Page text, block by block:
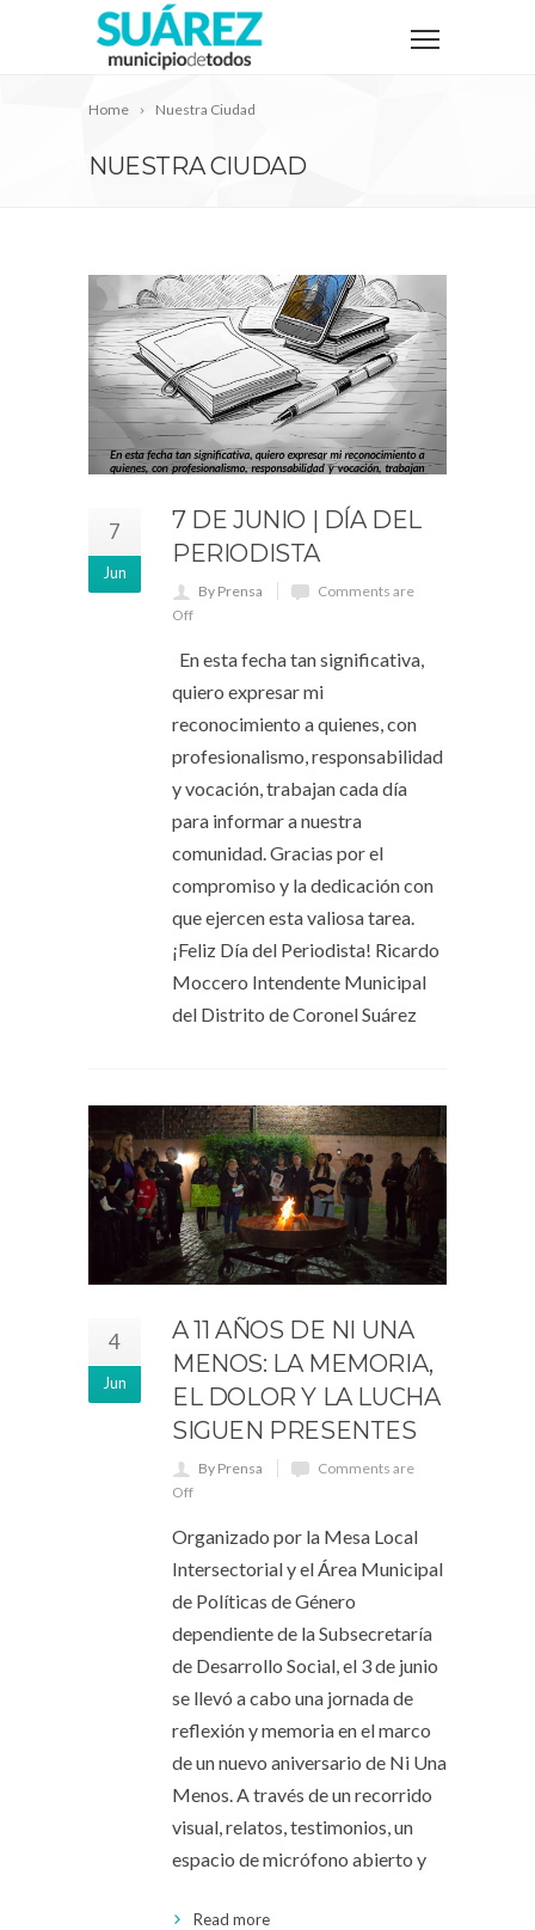
Home Nuestra Ciudad
NUESTRA CIUDAD
7
Jun
7 DE JUNIO | DÍA DEL
PERIODISTA
By Prensa
Comments are
Off
En esta fecha tan significativa,
quiero expresar mi
reconocimiento a quienes, con
profesionalismo, responsabilidad
y vocación, trabajan cada día
para informar a nuestra
comunidad. Gracias por el
compromiso y la dedicación con
que ejercen esta valiosa tarea.
¡Feliz Día del Periodista! Ricardo
Moccero Intendente Municipal
del Distrito de Coronel Suárez
4
Jun
A 11 AÑOS DE NI UNA
MENOS: LA MEMORIA,
EL DOLOR Y LA LUCHA
SIGUEN PRESENTES
By Prensa
Comments are
Off
Organizado por la Mesa Local
Intersectorial y el Área Municipal
de Políticas de Género
dependiente de la Subsecretaría
de Desarrollo Social, el 3 de junio
se llevó a cabo una jornada de
reflexión y memoria en el marco
de un nuevo aniversario de Ni Una
Menos. A través de un recorrido
visual, relatos, testimonios, un
espacio de micrófono abierto y
Read more